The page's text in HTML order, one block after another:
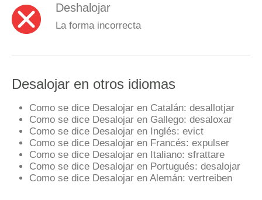
Deshalojar
La forma incorrecta
Desalojar en otros idiomas
Como se dice Desalojar en Catalán: desallotjar
Como se dice Desalojar en Gallego: desaloxar
Como se dice Desalojar en Inglés: evict
Como se dice Desalojar en Francés: expulser
Como se dice Desalojar en Italiano: sfrattare
Como se dice Desalojar en Portugués: desalojar
Como se dice Desalojar en Alemán: vertreiben